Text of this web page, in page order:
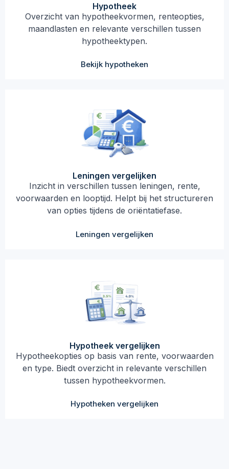
Hypotheek
Overzicht van hypotheekvormen, renteopties,
maandlasten en relevante verschillen tussen
hypotheektypen.
Bekijk hypotheken
Leningen vergelijken
Inzicht in verschillen tussen leningen, rente,
voorwaarden en looptijd. Helpt bij het structureren
van opties tijdens de oriëntatiefase.
Leningen vergelijken
Hypotheek vergelijken
Hypotheekopties op basis van rente, voorwaarden
en type. Biedt overzicht in relevante verschillen
tussen hypotheekvormen.
Hypotheken vergelijken